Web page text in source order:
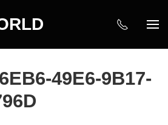
49E6-9B17-